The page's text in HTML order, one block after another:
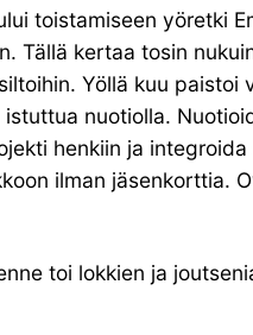
toistamiseen yöretki
Tällä kertaa tosin
Yöllä kuu paistoi
nuotiolla.
henkiin ja
ilman jäsenkorttia.
toi lokkien ja